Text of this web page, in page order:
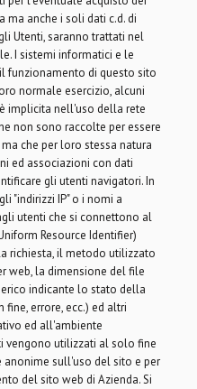
ma anche i soli dati c.d. di
Utenti, saranno trattati nel
I sistemi informatici e le
funzionamento di questo sito
normale esercizio, alcuni
implicita nell'uso della rete
non sono raccolte per essere
che per loro stessa natura
ed associazioni con dati
gli utenti navigatori. In
"indirizzi IP" o i nomi a
utenti che si connettono al
Resource Identifier)
richiesta, il metodo utilizzato
web, la dimensione del file
indicante lo stato della
errore, ecc.) ed altri
ed all'ambiente
vengono utilizzati al solo fine
anonime sull'uso del sito e per
del sito web di Azienda. Si